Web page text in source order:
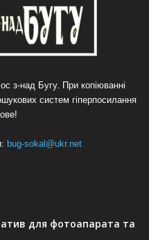
з-над Бугу. При копіюванні
систем гіперпосилання
bug-sokal@ukr.net
для фотоапарата та